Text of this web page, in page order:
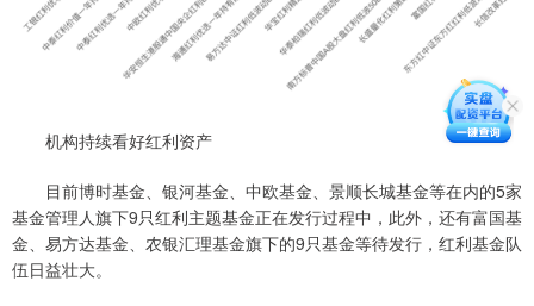
机构持续看好红利资产
目前博时基金、银河基金、中欧基金、景顺长城基金等在内的5家
基金管理人旗下9只红利主题基金正在发行过程中，此外，还有富国基
金、易方达基金、农银汇理基金旗下的9只基金等待发行，红利基金队
伍日益壮大。